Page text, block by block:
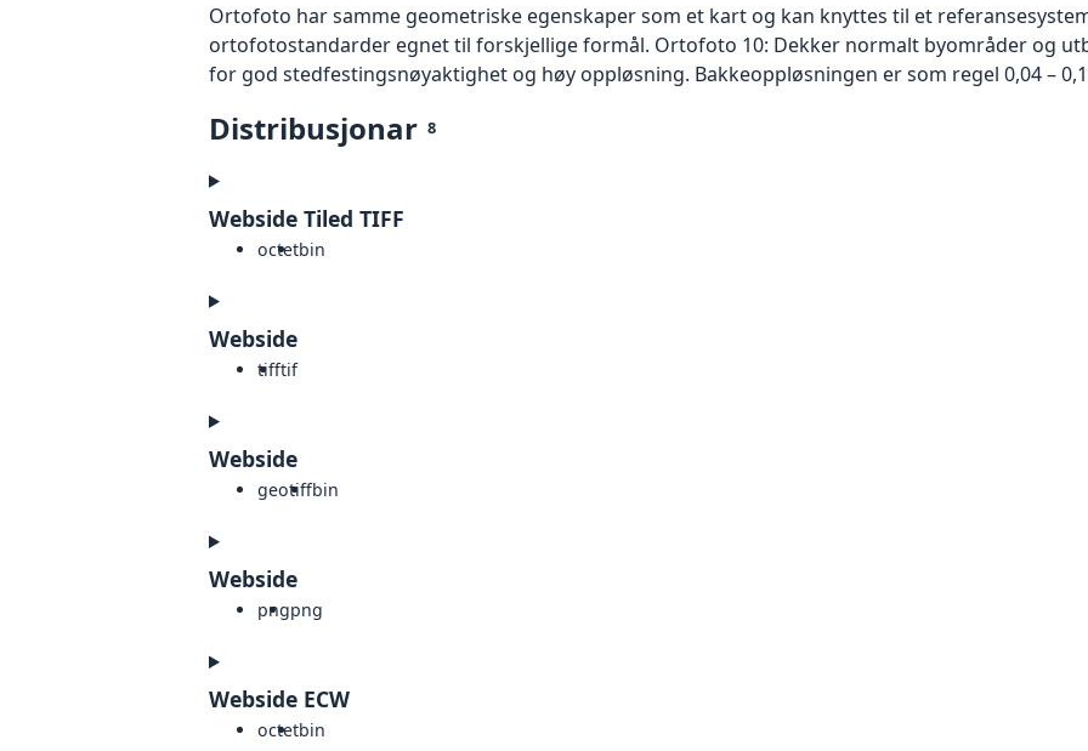
Ortofoto har samme geometriske egenskaper som et kart og kan knyttes til et
ortofotostandarder egnet til forskjellige formål. Ortofoto 10: Dekker normalt byområder og
for god stedfestingsnøyaktighet og høy oppløsning. Bakkeoppløsningen er som regel 0,04 –
Distribusjonar 8
Webside Tiled TIFF
octetbin
Webside
tifftif
Webside
geotiffbin
Webside
pngpng
Webside ECW
octetbin